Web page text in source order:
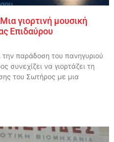
γιορτινή μουσική
Επιδαύρου
παράδοση του πανηγυριού
συνεχίζει να γιορτάζει τη
του Σωτήρος με μια